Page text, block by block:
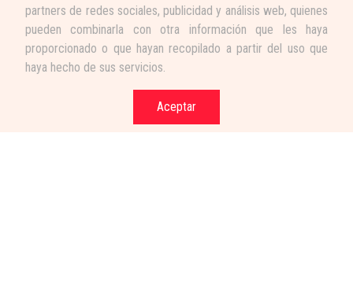
partners de redes sociales, publicidad y análisis web, quienes
pueden combinarla con otra información que les haya
proporcionado o que hayan recopilado a partir del uso que
haya hecho de sus servicios.
Aceptar